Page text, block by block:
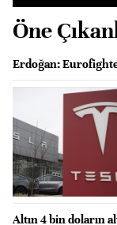
Öne
Erdoğan:
Altın 4 bin doların